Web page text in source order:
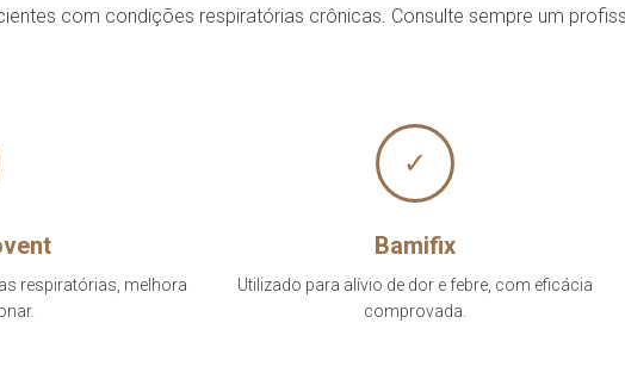
com condições respiratórias crônicas. Consulte sempre um
respiratórias, melhora
✓
Bamifix
Utilizado para alívio de dor e febre, com eficácia
comprovada.